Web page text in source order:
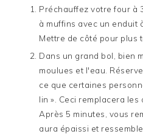
Préchauffez votre four à 350F et vaporisez un moule
à muffins avec un enduit
Mettre de côté pour plus
Dans un grand bol, bien mélangez les graines de lin
moulues et l'eau.
ce que certaines
lin ». Ceci remplacera
Après 5 minutes, vous
aura épaissi et